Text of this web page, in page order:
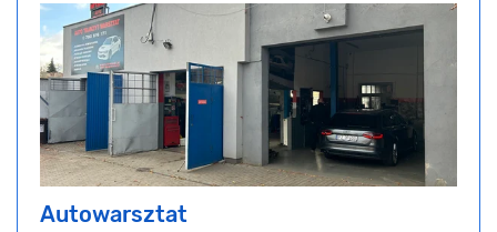
Autowarsztat